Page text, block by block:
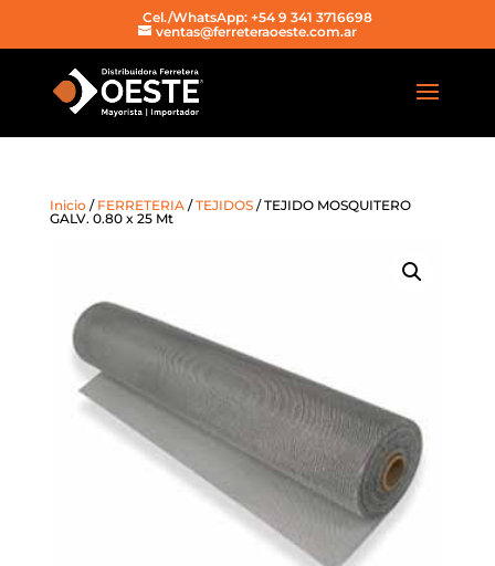
Cel./WhatsApp: +54 9 341 3716698
ventas@ferreteraoeste.com.ar
Inicio / FERRETERIA/TEJIDOS/ TEJIDO MOSQUITERO
GALV. 0.80 x 25 Mt